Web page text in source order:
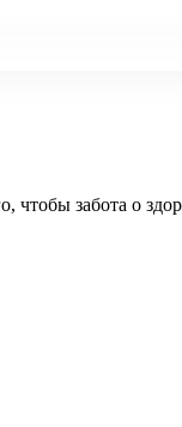
чтобы забота о